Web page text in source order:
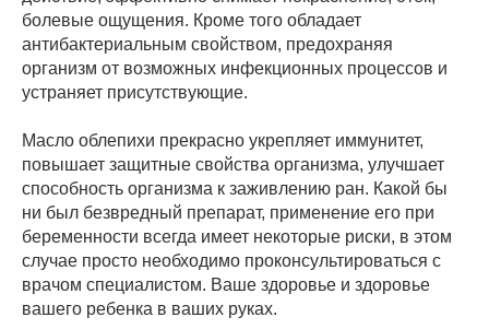
болевые ощущения. Кроме того обладает
антибактериальным свойством, предохраняя
организм от возможных инфекционных процессов и
устраняет присутствующие.
Масло облепихи прекрасно укрепляет иммунитет,
повышает защитные свойства организма, улучшает
способность организма к заживлению ран. Какой бы
ни был безвредный препарат, применение его при
беременности всегда имеет некоторые риски, в этом
случае просто необходимо проконсультироваться с
врачом специалистом. Ваше здоровье и здоровье
вашего ребенка в ваших руках.